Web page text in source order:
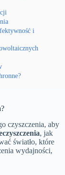
i
czyszczenia, aby
, jak
światło, które
wydajności,